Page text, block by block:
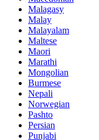
Malagasy
Malay
Malayalam
Maltese
Maori
Marathi
Mongolian
Burmese
Nepali
Norwegian
Pashto
Persian
Punjabi